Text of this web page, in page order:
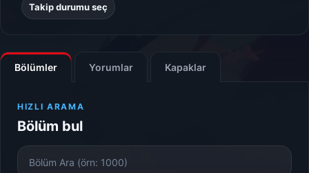
Takip durumu seç
Bölümler Yorumlar Kapaklar
HIZLI ARAMA
Bölüm bul
Bölüm
Numarası